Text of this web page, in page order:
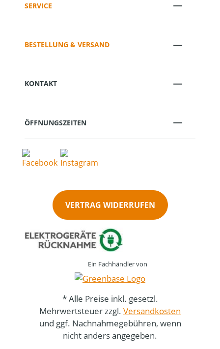
SERVICE
BESTELLUNG & VERSAND
KONTAKT
ÖFFNUNGSZEITEN
VERTRAG WIDERRUFEN
Ein Fachhändler von
* Alle Preise inkl. gesetzl.
Mehrwertsteuer zzgl. Versandkosten
und ggf. Nachnahmegebühren, wenn
nicht anders angegeben.